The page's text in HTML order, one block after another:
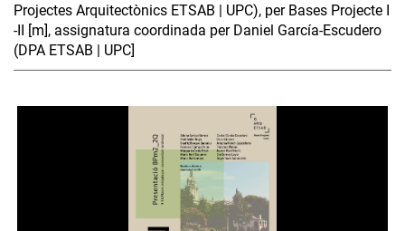
Projectes Arquitectònics ETSAB | UPC), per Bases Projecte I
-II [m], assignatura coordinada per Daniel García-Escudero
(DPA ETSAB | UPC]